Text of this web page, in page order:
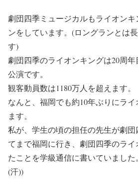
劇団四季ミュージカルもライオン
ンをしています。(ロングランとは
す)
劇団四季のライオンキングは20周
公演です。
観客動員数は1180万人を超えます。
なんと、福岡でも約10年ぶりにラ
ます。
私が、学生の頃の担任の先生が劇
てまで福岡に行き、劇団四季のラ
たことを学級通信に書いていまし
(汗))